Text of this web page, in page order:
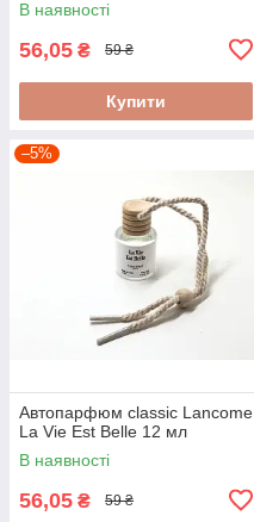
В наявності
56,05 ₴ 59 ₴
Купити
–5%
Автопарфюм classic Lancome
La Vie Est Belle 12 мл
В наявності
56,05 ₴ 59 ₴